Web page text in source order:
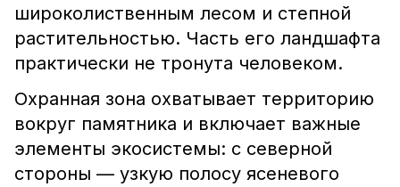
широколиственным лесом и степной
растительностью. Часть его ландшафта
практически не тронута человеком.
Охранная зона охватывает территорию
вокруг памятника и включает важные
элементы экосистемы: с северной
стороны — узкую полосу ясеневого